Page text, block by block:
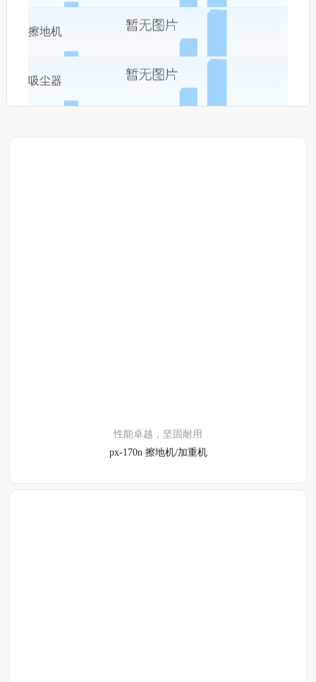
擦地机
吸尘器
性能卓越，坚固耐用
px-170n 擦地机/加重机